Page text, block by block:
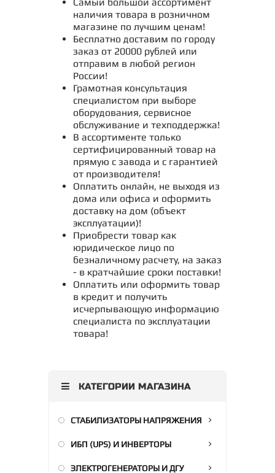
наличия товара в розничном
магазине по лучшим ценам!
Бесплатно доставим по городу
заказ от 20000 рублей или
отправим в любой регион
России!
Грамотная консультация
специалистом при выборе
оборудования, сервисное
обслуживание и техподдержка!
В ассортименте только
сертифицированный товар на
прямую с завода и с гарантией
от производителя!
Оплатить онлайн, не выходя из
дома или офиса и оформить
доставку на дом (объект
эксплуатации)!
Приобрести товар как
юридическое лицо по
безналичному расчету, на заказ
- в кратчайшие сроки поставки!
Оплатить или оформить товар
в кредит и получить
исчерпывающую информацию
специалиста по эксплуатации
товара!
КАТЕГОРИИ МАГАЗИНА
СТАБИЛИЗАТОРЫ НАПРЯЖЕНИЯ
ИБП (UPS) И ИНВЕРТОРЫ
ЭЛЕКТРОГЕНЕРАТОРЫ И ДГУ